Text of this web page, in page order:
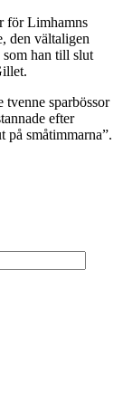
för Limhamns
den vältaligen
han till slut
sparbössor
efter
småtimmarna”.